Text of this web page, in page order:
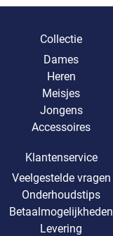
Collectie
Dames
Heren
Meisjes
Jongens
Accessoires
Klantenservice
Veelgestelde vragen
Onderhoudstips
Betaalmogelijkheden
Levering